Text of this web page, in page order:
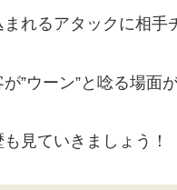
れるアタックに相手
”ウーン”と唸る場面
見ていきましょう！